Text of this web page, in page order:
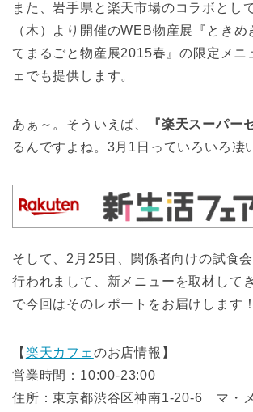
また、岩手県と楽天市場のコラボとし
（木）より開催のWEB物産展『とき
てまるごと物産展2015春』の限定メニ
ェでも提供します。
あぁ～。そういえば、 『楽天スーパー
るんですよね。3月1日っていろいろ凄
そして、2月25日、関係者向けの試食
行われまして、新メニューを取材して
で今回はそのレポートをお届けします！
【 楽天カフェ のお店情報】
営業時間：10:00-23:00
住所：東京都渋谷区神南1-20-6 マ・